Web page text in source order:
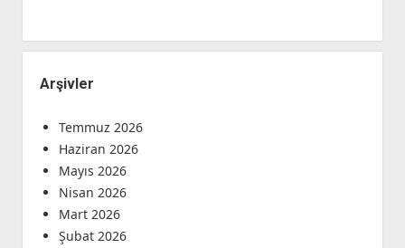
Arşivler
Temmuz 2026
Haziran 2026
Mayıs 2026
Nisan 2026
Mart 2026
Şubat 2026